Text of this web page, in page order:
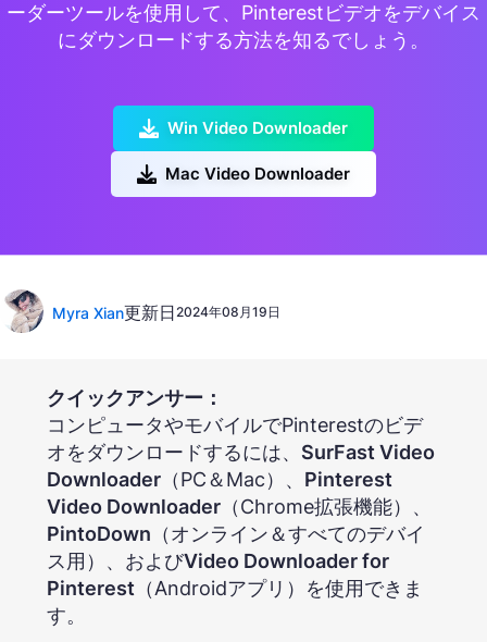
ーダーツールを使用して、Pinterestビデオをデバイス
にダウンロードする方法を知るでしょう。
Win Video Downloader
Mac Video Downloader
Myra Xian更新日2024年08月19日
クイックアンサー：
コンピュータやモバイルでPinterestのビデ
オをダウンロードするには、 SurFast Video
Downloader（PC＆Mac）、 Pinterest
Video Downloader（Chrome拡張機能）、
PintoDown （オンライン＆すべてのデバイ
ス用）、およびVideo Downloader for
Pinterest （Androidアプリ）を使用できま
す。